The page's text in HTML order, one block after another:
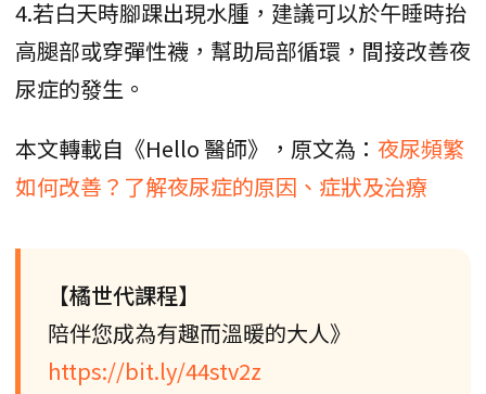
4.若白天時腳踝出現水腫，建議可以於午睡時抬
高腿部或穿彈性襪，幫助局部循環，間接改善夜
尿症的發生。
本文轉載自《Hello 醫師》，原文為： 夜尿頻繁
如何改善？了解夜尿症的原因、症狀及治療
【橘世代課程】
陪伴您成為有趣而溫暖的大人》
https://bit.ly/44stv2z